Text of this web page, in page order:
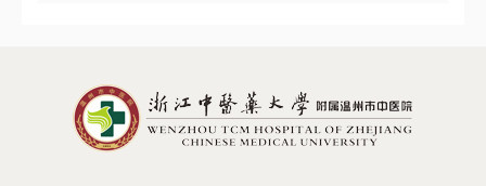
2025-08-19